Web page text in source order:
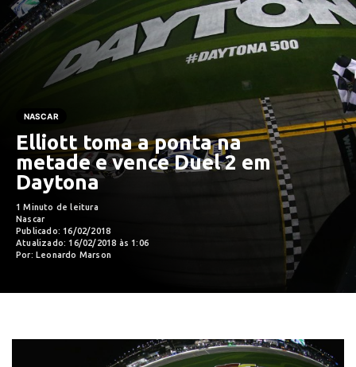
NASCAR
Elliott toma a ponta na
metade e vence Duel 2 em
Daytona
1 Minuto de leitura
Nascar
Publicado: 16/02/2018
Atualizado: 16/02/2018 às 1:06
Por: Leonardo Marson